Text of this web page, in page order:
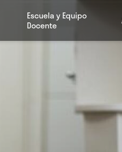
Escuela y Equipo
Docente